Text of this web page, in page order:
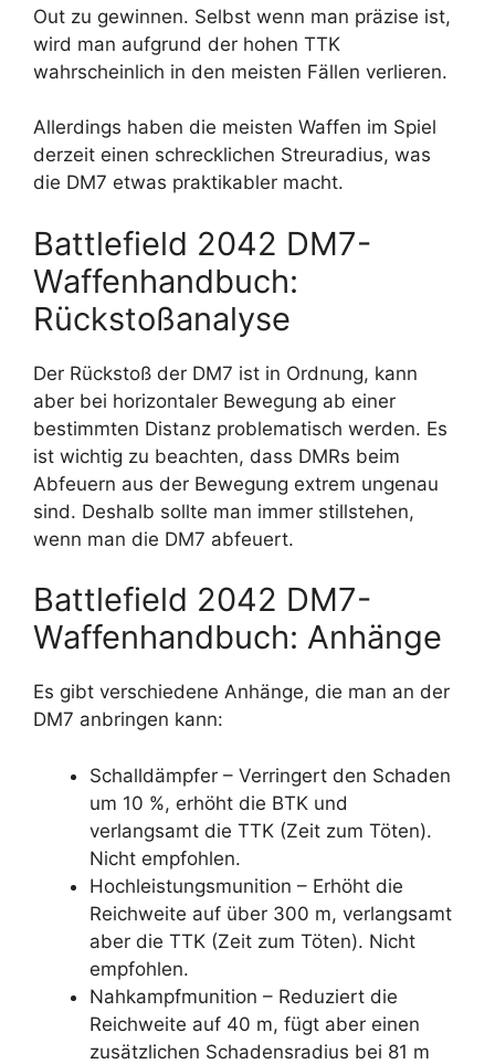
Out zu gewinnen. Selbst wenn man präzise ist,
wird man aufgrund der hohen TTK
wahrscheinlich in den meisten Fällen verlieren.
Allerdings haben die meisten Waffen im Spiel
derzeit einen schrecklichen Streuradius, was
die DM7 etwas praktikabler macht.
Battlefield 2042 DM7-
Waffenhandbuch:
Rückstoßanalyse
Der Rückstoß der DM7 ist in Ordnung, kann
aber bei horizontaler Bewegung ab einer
bestimmten Distanz problematisch werden. Es
ist wichtig zu beachten, dass DMRs beim
Abfeuern aus der Bewegung extrem ungenau
sind. Deshalb sollte man immer stillstehen,
wenn man die DM7 abfeuert.
Battlefield 2042 DM7-
Waffenhandbuch: Anhänge
Es gibt verschiedene Anhänge, die man an der
DM7 anbringen kann:
Schalldämpfer – Verringert den Schaden
um 10 %, erhöht die BTK und
verlangsamt die TTK (Zeit zum Töten).
Nicht empfohlen.
Hochleistungsmunition – Erhöht die
Reichweite auf über 300 m, verlangsamt
aber die TTK (Zeit zum Töten). Nicht
empfohlen.
Nahkampfmunition – Reduziert die
Reichweite auf 40 m, fügt aber einen
zusätzlichen Schadensradius bei 81 m